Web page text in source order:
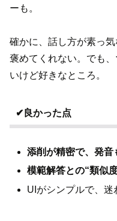
ーも。
確かに、話し方が素っ気
褒めてくれない。でも、
いけど好きなところ。
✔良かった点
添削が精密で、発音
模範解答との“類似
UIがシンプルで、迷